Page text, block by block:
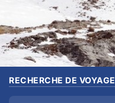
RECHERCHE DE VOYAGE